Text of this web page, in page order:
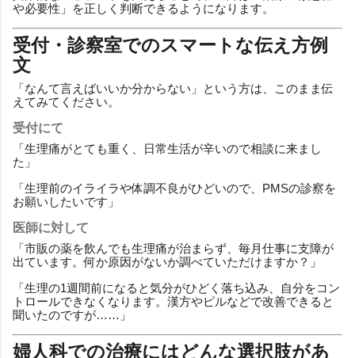
や必要性」を正しく判断できるようになります。
受付・診察室でのスマートな伝え方例
文
「なんて言えばいいか分からない」という方は、このまま伝
えてみてください。
受付にて
「生理痛がとても重く、日常生活が辛いので相談に来まし
た」
「生理前のイライラや体調不良がひどいので、PMSの診察を
お願いしたいです」
医師に対して
「市販の薬を飲んでも生理痛が治まらず、毎月仕事に支障が
出ています。何か原因がないか調べていただけますか？」
「生理の1週間前になると気分がひどく落ち込み、自分をコン
トロールできなくなります。漢方やピルなどで改善できると
聞いたのですが……」
婦人科での治療にはどんな選択肢があ